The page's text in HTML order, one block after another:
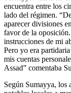
encuentra entre los
lado del régimen.
aparecer divisiones
favor de la
instrucciones de mi
Pero yo era
mis cuentas
Assad” comentaba
Según Sumayya, los